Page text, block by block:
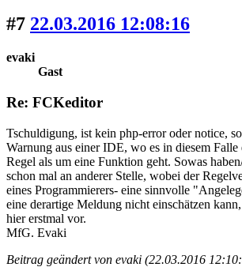
#7 22.03.2016 12:08:16
evaki
Gast
Re: FCKeditor
Tschuldigung, ist kein php-error oder notice,
Warnung aus einer IDE, wo es in diesem Falle
Regel als um eine Funktion geht. Sowas
schon mal an anderer Stelle, wobei der
eines Programmierers- eine sinnvolle
eine derartige Meldung nicht einschätzen
hier erstmal vor.
MfG. Evaki
Beitrag geändert von evaki (22.03.2016